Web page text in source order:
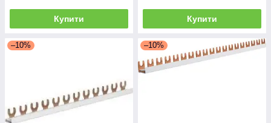
Купити Купити
–10% –10%